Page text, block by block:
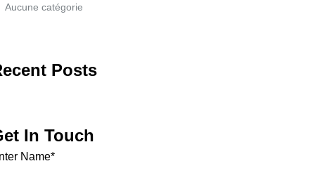
Aucune catégorie
Posts
In Touch